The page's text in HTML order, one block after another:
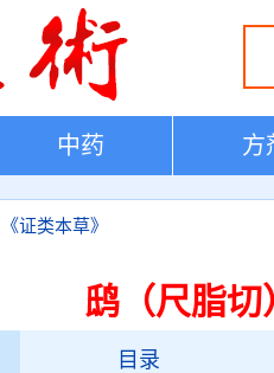
中药 方
《证类本草》
鸱（尺脂切
目录